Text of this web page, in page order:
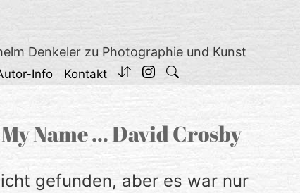
Denkeler zu Photographie und Kunst
Info Kontakt
Name … David Crosby
gefunden, aber es war nur